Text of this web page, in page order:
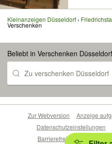
Kleinanzeigen Düsseldorf
Verschenken
Beliebt in Verschenken Düsseldorf
Zu verschenken Düsseldorf
Zur Webversion Anzeige
Datenschutzeinstellungen
Barrierefreiheitserklärung